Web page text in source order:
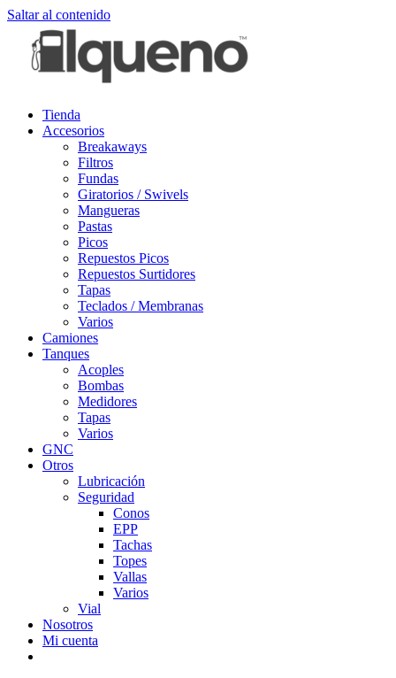
Saltar al contenido
Tienda
Accesorios
Breakaways
Filtros
Fundas
Giratorios / Swivels
Mangueras
Pastas
Picos
Repuestos Picos
Repuestos Surtidores
Tapas
Teclados / Membranas
Varios
Camiones
Tanques
Acoples
Bombas
Medidores
Tapas
Varios
GNC
Otros
Lubricación
Seguridad
Conos
EPP
Tachas
Topes
Vallas
Varios
Vial
Nosotros
Mi cuenta